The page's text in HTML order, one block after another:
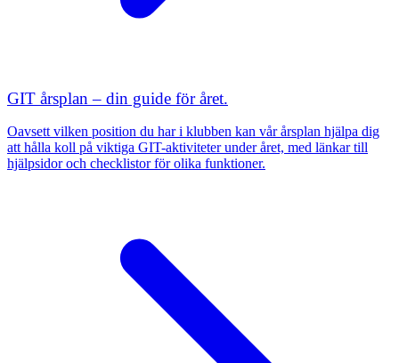
GIT årsplan – din guide för året.
Oavsett vilken position du har i klubben kan vår årsplan hjälpa dig
att hålla koll på viktiga GIT-aktiviteter under året, med länkar till
hjälpsidor och checklistor för olika funktioner.